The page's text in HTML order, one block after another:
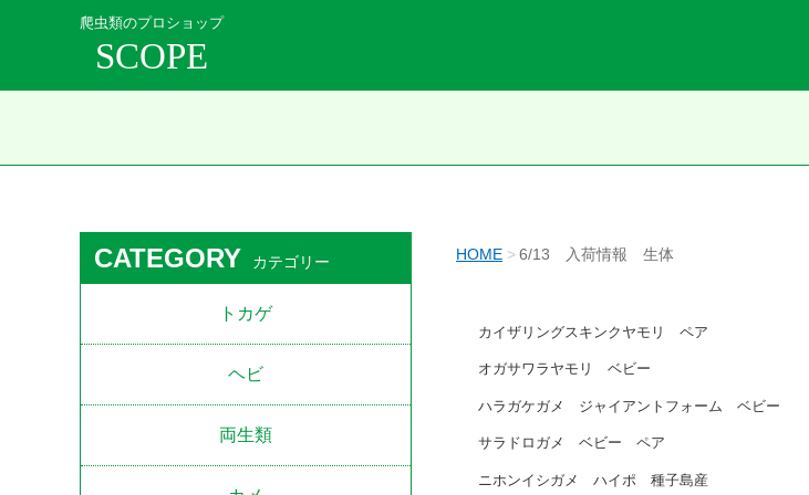
爬虫類のプロショップ
SCOPE
HOME 6/13 入荷情報 生体
カイザリングスキンクヤモリ ペア
オガサワラヤモリ ベビー
ハラガケガメ ジャイアントフォーム ベビー
サラドロガメ ベビー ペア
ニホンイシガメ ハイポ 種子島産
CATEGORY カテゴリー
トカゲ
ヘビ
両生類